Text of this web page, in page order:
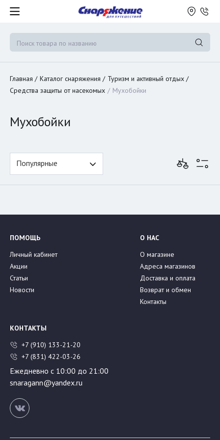
Главная Каталог снаряжения
Туризм и активный отдых
Средства защиты от насекомых
Мухобойки
Мухобойки
Популярные
ПОМОЩЬ
Личный кабинет
Акции
Статьи
Новости
О НАС
О магазине
Адреса магазинов
Доставка и оплата
Возврат и обмен
Контакты
КОНТАКТЫ
+7 (910) 133-21-20
+7 (831) 422-03-26
Ежедневно с 10:00 до 21:00
snaragann@yandex.ru